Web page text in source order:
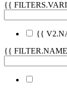
{{
{{
{{